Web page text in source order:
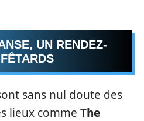
UN RENDEZ-
sans nul doute des
lieux comme The